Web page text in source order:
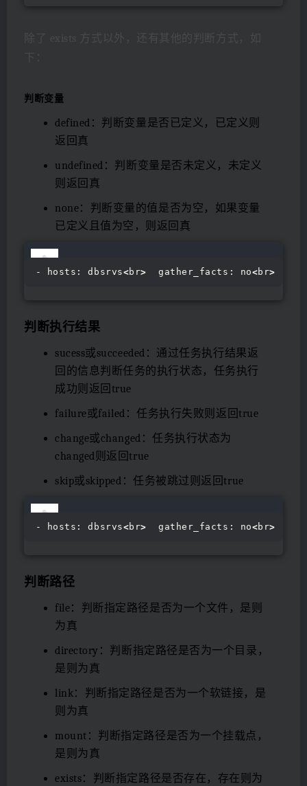
除了 exists 方式以外，还有其他的判断方式，如
判断变量
defined：判断变量是否已定义，已定义则
返回真
undefined：判断变量是否未定义，未定义
则返回真
none：判断变量的值是否为空，如果变量
已定义且值为空，则返回真
- hosts: dbsrvs<br>
  gather_facts: no
<br>
判断执行结果
sucess或succeeded：通过任务执行结果返
回的信息判断任务的执行状态，任务执行
成功则返回true
failure或failed：任务执行失败则返回true
change或changed：任务执行状态为
changed则返回true
skip或skipped：任务被跳过则返回true
- hosts: dbsrvs<br>
  gather_facts: no
<br>
判断路径
file：判断指定路径是否为一个文件，是则
为真
directory：判断指定路径是否为一个目录，
是则为真
link：判断指定路径是否为一个软链接，是
则为真
mount：判断指定路径是否为一个挂载点，
是则为真
exists：判断指定路径是否存在，存在则为